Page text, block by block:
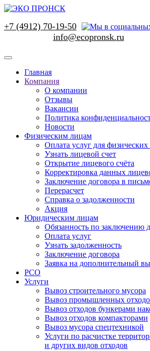
+7 (4912) 70-19-50
Главная
Компания
О компании
Отзывы
Вакансии
Политика
Новости
Физическим лицам
Оплата услуг для физических
Узнать лицевой счет
Открытие лицевого счёта
Корректировка данных
Заключение договора в
Перерасчет
Справка о задолженности
Акция
Юридическим лицам
Обязанность по заключению
Оплата услуг
Узнать задолженность
Заключение договора
Заявка на дополнительный
РСО
Услуги
Вывоз строительного мусора
Вывоз промышленных
Вывоз отходов бункерами
Вывоз отходов компакторами
Вывоз мусора спецтехникой
Услуги по расчистке
и других видов отходов